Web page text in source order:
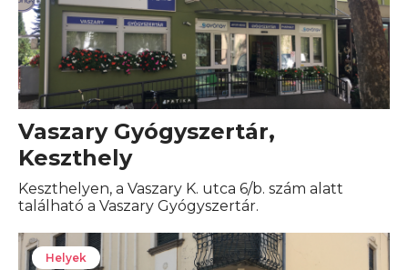
Vaszary Gyógyszertár,
Keszthely
Keszthelyen, a Vaszary K. utca 6/b. szám alatt
található a Vaszary Gyógyszertár.
Helyek